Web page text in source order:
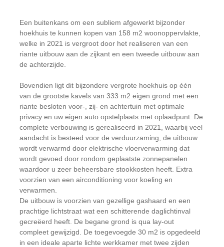
Een buitenkans om een subliem afgewerkt bijzonder
hoekhuis te kunnen kopen van 158 m2 woonoppervlakte,
welke in 2021 is vergroot door het realiseren van een
riante uitbouw aan de zijkant en een tweede uitbouw aan
de achterzijde.
Bovendien ligt dit bijzondere vergrote hoekhuis op één
van de grootste kavels van 333 m2 eigen grond met een
riante besloten voor-, zij- en achtertuin met optimale
privacy en uw eigen auto opstelplaats met oplaadpunt. De
complete verbouwing is gerealiseerd in 2021, waarbij veel
aandacht is besteed voor de verduurzaming, de uitbouw
wordt verwarmd door elektrische vloerverwarming dat
wordt gevoed door rondom geplaatste zonnepanelen
waardoor u zeer beheersbare stookkosten heeft. Extra
voorzien van een airconditioning voor koeling en
verwarmen.
De uitbouw is voorzien van gezellige gashaard en een
prachtige lichtstraat wat een schitterende daglichtinval
gecreëerd heeft. De begane grond is qua lay-out
compleet gewijzigd. De toegevoegde 30 m2 is opgedeeld
in een ideale aparte lichte werkkamer met twee zijden